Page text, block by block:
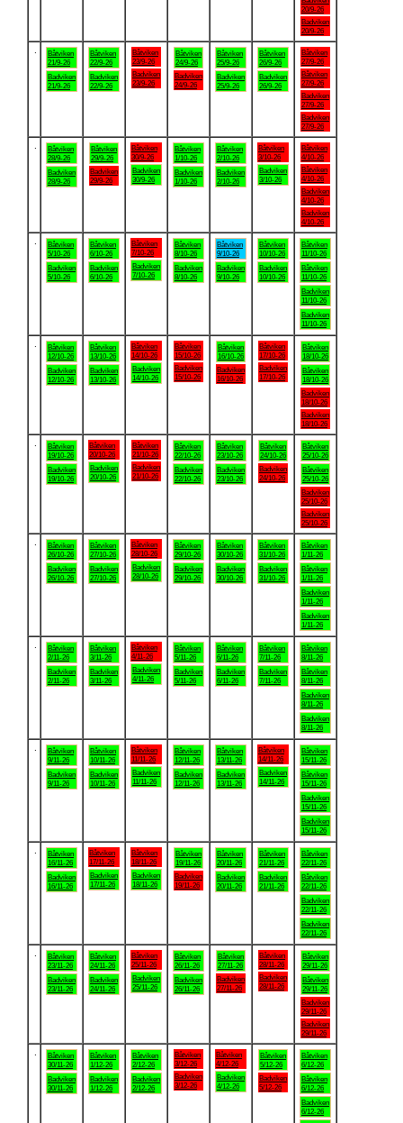
20/9-26
Badviken
20/9-26
Båtviken
21/9-26
Badviken
21/9-26
Båtviken
22/9-26
Badviken
22/9-26
Båtviken
23/9-26
Badviken
23/9-26
Båtviken
24/9-26
Badviken
24/9-26
Båtviken
25/9-26
Badviken
25/9-26
Båtviken
26/9-26
Badviken
26/9-26
Båtviken
27/9-26
Båtviken
27/9-26
Badviken
27/9-26
Badviken
27/9-26
Båtviken
28/9-26
Badviken
28/9-26
Båtviken
29/9-26
Badviken
29/9-26
Båtviken
30/9-26
Badviken
30/9-26
Båtviken
1/10-26
Badviken
1/10-26
Båtviken
2/10-26
Badviken
2/10-26
Båtviken
3/10-26
Badviken
3/10-26
Båtviken
4/10-26
Båtviken
4/10-26
Badviken
4/10-26
Badviken
4/10-26
Båtviken
5/10-26
Badviken
5/10-26
Båtviken
6/10-26
Badviken
6/10-26
Båtviken
7/10-26
Badviken
7/10-26
Båtviken
8/10-26
Badviken
8/10-26
Båtviken
9/10-26
Badviken
9/10-26
Båtviken
10/10-26
Badviken
10/10-26
Båtviken
11/10-26
Båtviken
11/10-26
Badviken
11/10-26
Badviken
11/10-26
Båtviken
12/10-26
Badviken
12/10-26
Båtviken
13/10-26
Badviken
13/10-26
Båtviken
14/10-26
Badviken
14/10-26
Båtviken
15/10-26
Badviken
15/10-26
Båtviken
16/10-26
Badviken
16/10-26
Båtviken
17/10-26
Badviken
17/10-26
Båtviken
18/10-26
Båtviken
18/10-26
Badviken
18/10-26
Badviken
18/10-26
Båtviken
19/10-26
Badviken
19/10-26
Båtviken
20/10-26
Badviken
20/10-26
Båtviken
21/10-26
Badviken
21/10-26
Båtviken
22/10-26
Badviken
22/10-26
Båtviken
23/10-26
Badviken
23/10-26
Båtviken
24/10-26
Badviken
24/10-26
Båtviken
25/10-26
Båtviken
25/10-26
Badviken
25/10-26
Badviken
25/10-26
Båtviken
26/10-26
Badviken
26/10-26
Båtviken
27/10-26
Badviken
27/10-26
Båtviken
28/10-26
Badviken
28/10-26
Båtviken
29/10-26
Badviken
29/10-26
Båtviken
30/10-26
Badviken
30/10-26
Båtviken
31/10-26
Badviken
31/10-26
Båtviken
1/11-26
Båtviken
1/11-26
Badviken
1/11-26
Badviken
1/11-26
Båtviken
2/11-26
Badviken
2/11-26
Båtviken
3/11-26
Badviken
3/11-26
Båtviken
4/11-26
Badviken
4/11-26
Båtviken
5/11-26
Badviken
5/11-26
Båtviken
6/11-26
Badviken
6/11-26
Båtviken
7/11-26
Badviken
7/11-26
Båtviken
8/11-26
Båtviken
8/11-26
Badviken
8/11-26
Badviken
8/11-26
Båtviken
9/11-26
Badviken
9/11-26
Båtviken
10/11-26
Badviken
10/11-26
Båtviken
11/11-26
Badviken
11/11-26
Båtviken
12/11-26
Badviken
12/11-26
Båtviken
13/11-26
Badviken
13/11-26
Båtviken
14/11-26
Badviken
14/11-26
Båtviken
15/11-26
Båtviken
15/11-26
Badviken
15/11-26
Badviken
15/11-26
Båtviken
16/11-26
Badviken
16/11-26
Båtviken
17/11-26
Badviken
17/11-26
Båtviken
18/11-26
Badviken
18/11-26
Båtviken
19/11-26
Badviken
19/11-26
Båtviken
20/11-26
Badviken
20/11-26
Båtviken
21/11-26
Badviken
21/11-26
Båtviken
22/11-26
Båtviken
22/11-26
Badviken
22/11-26
Badviken
22/11-26
Båtviken
23/11-26
Badviken
23/11-26
Båtviken
24/11-26
Badviken
24/11-26
Båtviken
25/11-26
Badviken
25/11-26
Båtviken
26/11-26
Badviken
26/11-26
Båtviken
27/11-26
Badviken
27/11-26
Båtviken
28/11-26
Badviken
28/11-26
Båtviken
29/11-26
Båtviken
29/11-26
Badviken
29/11-26
Badviken
29/11-26
Båtviken
30/11-26
Badviken
30/11-26
Båtviken
1/12-26
Badviken
1/12-26
Båtviken
2/12-26
Badviken
2/12-26
Båtviken
3/12-26
Badviken
3/12-26
Båtviken
4/12-26
Badviken
4/12-26
Båtviken
5/12-26
Badviken
5/12-26
Båtviken
6/12-26
Båtviken
6/12-26
Badviken
6/12-26